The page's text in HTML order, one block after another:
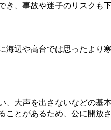
、事故や迷子のリスクも下
海辺や高台では思ったよ
、大声を出さないなどの
とがあるため、公に開放